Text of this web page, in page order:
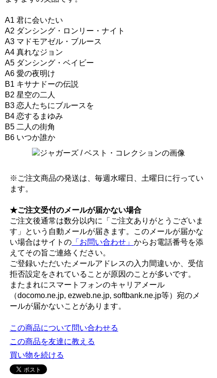
A1 君に会いたい
A2 ダンシング・ロンリー・ナイト
A3 マドモアゼル・ブルース
A4 真れなジョン
A5 ダンシング・ベイビー
A6 愛の夜明け
B1 キサナドーの伝説
B2 星空の二人
B3 恋人たちにブルースを
B4 恋するまゆみ
B5 二人の街角
B6 いつか誰か
※ご注文商品の発送は、毎週水曜日、土曜日に行ってい
ます。
★ご注文受付のメールが届かない場合
ご注文後通常は数分以内に「ご注文ありがとうございま
す」という自動メールが届きます。このメールが届かな
い場合はサイトの 「お問い合わせ」 からお電話番号を添
えてその旨ご連絡ください。
ご登録いただいたメールアドレスの入力間違いか、受信
拒否設定をされていることが原因のことが多いです。
またまれにスマートフォンのキャリアメール
（docomo.ne.jp, ezweb.ne.jp, softbank.ne.jp等）宛のメ
ールが届かないことがあります。
この商品について問い合わせる
この商品を友達に教える
買い物を続ける